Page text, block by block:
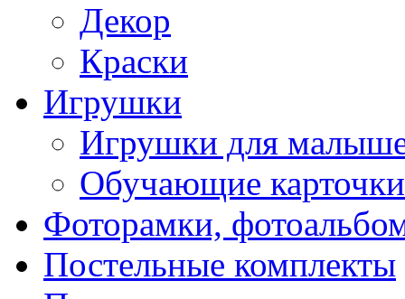
Декор
Краски
Игрушки
Игрушки для
Обучающие карточки
Фоторамки,
Постельные комплекты